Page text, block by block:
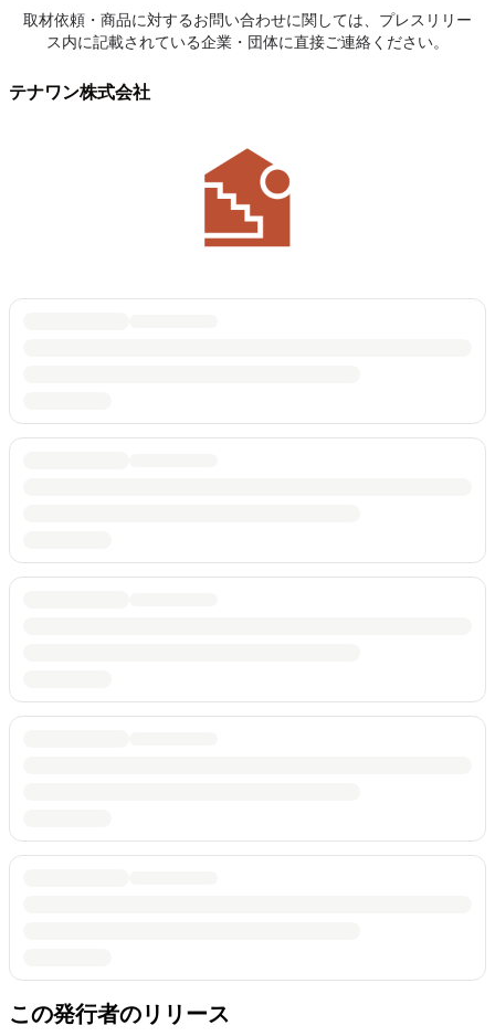
取材依頼・商品に対するお問い合わせに関しては、プレスリリー
ス内に記載されている企業・団体に直接ご連絡ください。
テナワン株式会社
この発行者のリリース